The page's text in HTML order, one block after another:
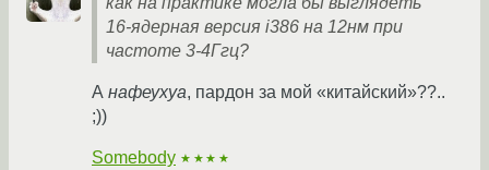
16-ядерная версия i386 на 12нм при
частоте 3-4Ггц?
А нафеухуа, пардон зa мой «китайский»??..
;))
Somebody ★★★★